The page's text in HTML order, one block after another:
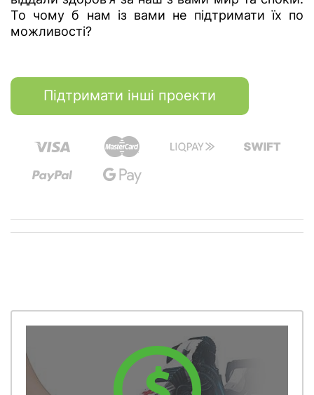
То чому б нам із вами не підтримати їх по
можливості?
Підтримати інші проекти